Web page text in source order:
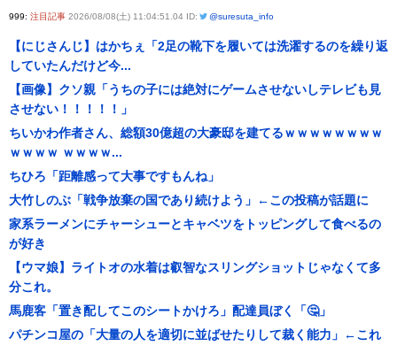
999: 注目記事 2026/08/08(土) 11:04:51.04 ID: @suresuta_info
【にじさんじ】はかちぇ「2足の靴下を履いては洗濯するのを繰り返
していたんだけど今...
【画像】クソ親「うちの子には絶対にゲームさせないしテレビも見
させない！！！！！」
ちいかわ作者さん、総額30億超の大豪邸を建てるｗｗｗｗｗｗｗｗ
ｗｗｗｗ ｗｗｗｗ...
ちひろ「距離感って大事ですもんね」
大竹しのぶ「戦争放棄の国であり続けよう」←この投稿が話題に
家系ラーメンにチャーシューとキャベツをトッピングして食べるの
が好き
【ウマ娘】ライトオの水着は叡智なスリングショットじゃなくて多
分これ。
馬鹿客「置き配してこのシートかけろ」配達員ぼく「🤔」
パチンコ屋の「大量の人を適切に並ばせたりして裁く能力」←これ